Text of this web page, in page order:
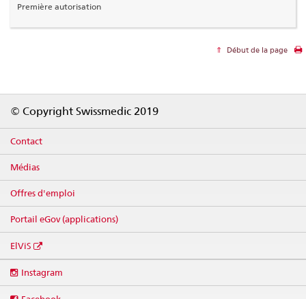
Première autorisation
Début de la page
© Copyright Swissmedic 2019
Contact
Médias
Offres d'emploi
Portail eGov (applications)
ElViS
media
Instagram